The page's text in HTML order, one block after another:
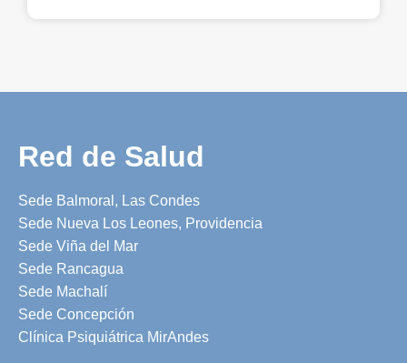
Red de Salud
Sede Balmoral, Las Condes
Sede Nueva Los Leones, Providencia
Sede Viña del Mar
Sede Rancagua
Sede Machalí
Sede Concepción
Clínica Psiquiátrica MirAndes